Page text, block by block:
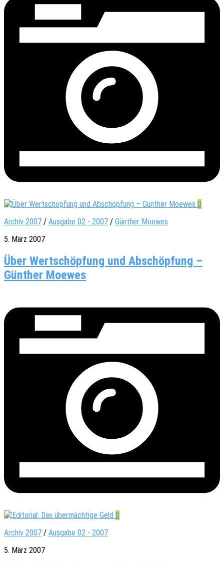
0
Archiv 2007 / Ausgabe 02 - 2007 / Günther Moewes
5. März 2007
Über Wertschöpfung und Abschöpfung –
Günther Moewes
0
Archiv 2007 / Ausgabe 02 - 2007
5. März 2007